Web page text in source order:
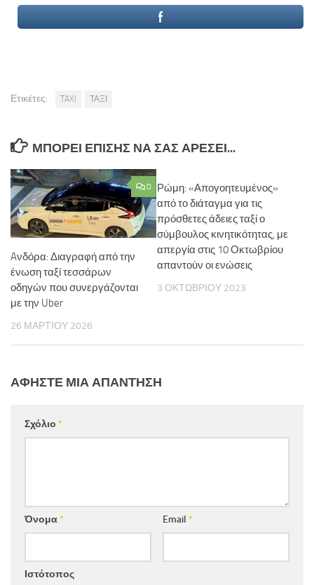
Ετικέτες: TAXI ΤΑΞΙ
ΜΠΟΡΕΊ ΕΠΊΣΗΣ ΝΑ ΣΑΣ ΑΡΈΣΕΙ...
0
Aνδόρα: Διαγραφή από την
ένωση ταξί τεσσάρων
οδηγών που συνεργάζονται
με την Uber
26 ΜΑΡΤΊΟΥ 2026
Ρώμη: «Απογοητευμένος»
από το διάταγμα για τις
πρόσθετες άδειες ταξί ο
σύμβουλος κινητικότητας, με
απεργία στις 10 Οκτωβρίου
απαντούν οι ενώσεις
3 ΟΚΤΩΒΡΊΟΥ 2023
ΑΦΉΣΤΕ ΜΙΑ ΑΠΆΝΤΗΣΗ
Σχόλιο *
Όνομα* Email *
Ιστότοπος